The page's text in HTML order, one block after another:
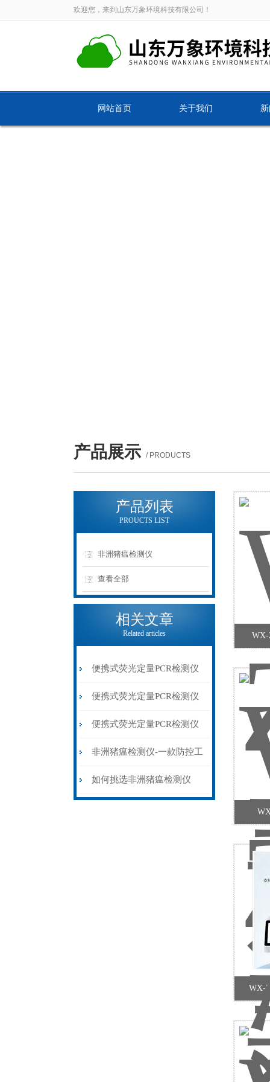
欢迎您，来到山东万象环境科技有限公司！
网站首页 关于我们
产品展示 / PRODUCTS
产品列表
PROUCTS LIST
非洲猪瘟检测仪
查看全部
相关文章
Related articles
便携式荧光定量PCR检测仪
操作全攻略：从加样到结果
判读
便携式荧光定量PCR检测仪
现场检测的“分子诊断利器”
便携式荧光定量PCR检测仪
使用特点
非洲猪瘟检测仪-一款防控工
作的PCR检测仪2024全+境
如何挑选非洲猪瘟检测仪
WX-
WX-